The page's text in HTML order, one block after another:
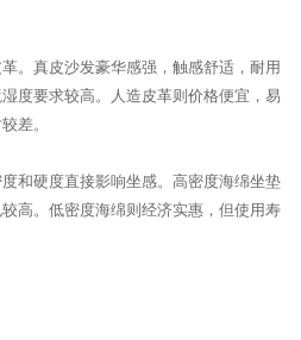
。真皮沙发豪华感强，触感舒适，耐用
度要求较高。人造皮革则价格便宜，易
差。
和硬度直接影响坐感。高密度海绵坐垫
高。低密度海绵则经济实惠，但使用寿